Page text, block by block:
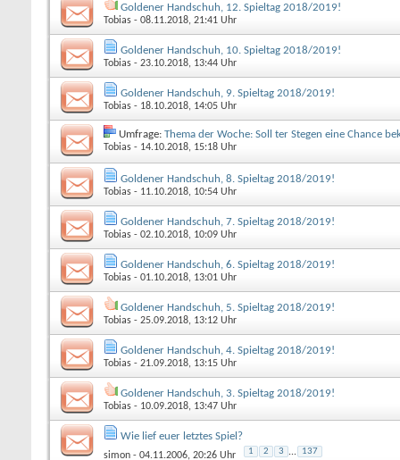
Goldener Handschuh, 12. Spieltag 2018/2019!
Tobias - 08.11.2018, 21:41 Uhr
Goldener Handschuh, 10. Spieltag 2018/2019!
Tobias - 23.10.2018, 13:44 Uhr
Goldener Handschuh, 9. Spieltag 2018/2019!
Tobias - 18.10.2018, 14:05 Uhr
Umfrage: Thema der Woche: Soll ter Stegen eine Chance
Tobias - 14.10.2018, 15:18 Uhr
Goldener Handschuh, 8. Spieltag 2018/2019!
Tobias - 11.10.2018, 10:54 Uhr
Goldener Handschuh, 7. Spieltag 2018/2019!
Tobias - 02.10.2018, 10:09 Uhr
Goldener Handschuh, 6. Spieltag 2018/2019!
Tobias - 01.10.2018, 13:01 Uhr
Goldener Handschuh, 5. Spieltag 2018/2019!
Tobias - 25.09.2018, 13:12 Uhr
Goldener Handschuh, 4. Spieltag 2018/2019!
Tobias - 21.09.2018, 13:15 Uhr
Goldener Handschuh, 3. Spieltag 2018/2019!
Tobias - 10.09.2018, 13:47 Uhr
Wie lief euer letztes Spiel?
simon - 04.11.2006, 20:26 Uhr 1 2 3 ... 137